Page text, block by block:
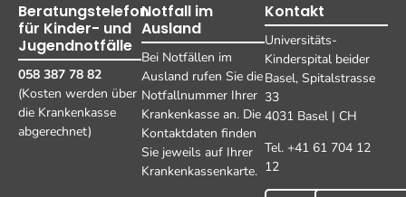
Beratungstelefon
für Kinder- und
Jugendnotfälle
058 387 78 82
(Kosten werden über
die Krankenkasse
abgerechnet)
Notfall im
Ausland
Bei Notfällen im
Ausland rufen Sie die
Notfallnummer Ihrer
Krankenkasse an. Die
Kontaktdaten finden
Sie jeweils auf Ihrer
Krankenkassenkarte.
Kontakt
Universitäts-
Kinderspital beider
Basel, Spitalstrasse
33
4031 Basel | CH
Tel. +41 61 704 12
12